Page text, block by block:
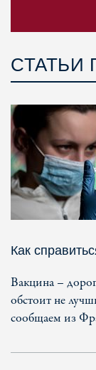
СТАТЬИ
Как
Вакцина –
обстоит не
сообщаем из